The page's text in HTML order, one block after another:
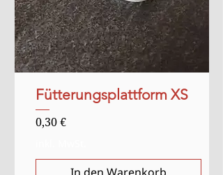
Fütterungsplattform XS
Preis
0,30 €